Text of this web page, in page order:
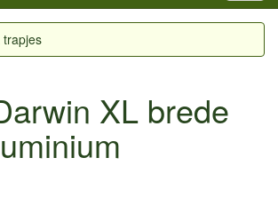
trapjes
XL brede